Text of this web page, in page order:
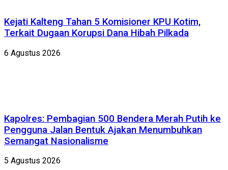
Kejati Kalteng Tahan 5 Komisioner KPU Kotim,
Terkait Dugaan Korupsi Dana Hibah Pilkada
6 Agustus 2026
Kapolres: Pembagian 500 Bendera Merah Putih ke
Pengguna Jalan Bentuk Ajakan Menumbuhkan
Semangat Nasionalisme
5 Agustus 2026